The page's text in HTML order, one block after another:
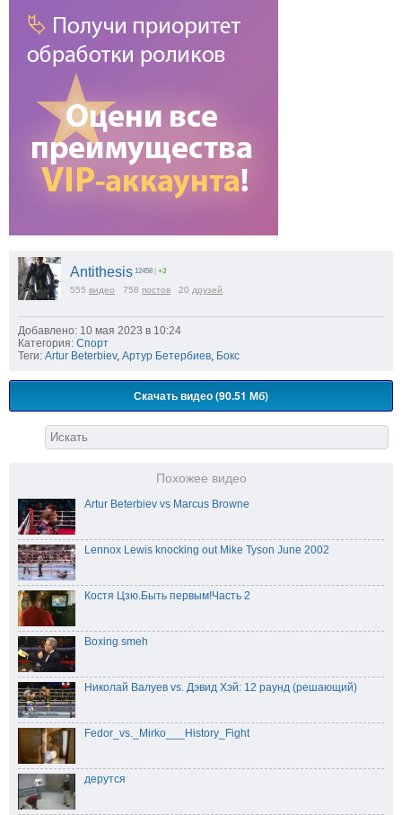
Antithesis 12458 +3
555 видео 758 постов 20 друзей
Добавлено: 10 мая 2023 в 10:24
Категория: Спорт
Теги: Artur Beterbiev, Артур Бетербиев, Бокс
Скачать видео (90.51 Мб)
Похожее видео
Artur Beterbiev vs Marcus Browne
Lennox Lewis knocking out Mike Tyson June 2002
Костя Цзю.Быть первым!Часть 2
Boxing smeh
Николай Валуев vs. Дэвид Хэй: 12 раунд (решающий)
Fedor_vs._Mirko___History_Fight
дерутся